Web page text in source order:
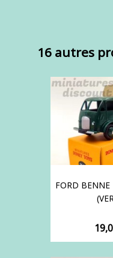
16 autres
FORD BENNE
Prix